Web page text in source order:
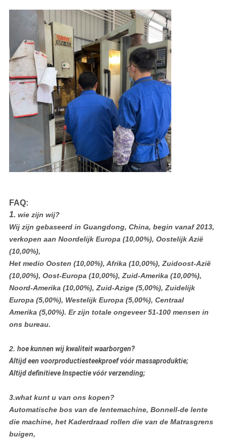
FAQ:
1. wie zijn wij?
Wij zijn gebaseerd in Guangdong, China, begin vanaf 2013,
verkopen aan Noordelijk Europa (10,00%), Oostelijk Azië
(10,00%),
Het medio Oosten (10,00%), Afrika (10,00%), Zuidoost-Azië
(10,00%), Oost-Europa (10,00%), Zuid-Amerika (10,00%),
Noord-Amerika (10,00%), Zuid-Azige (5,00%), Zuidelijk
Europa (5,00%), Westelijk Europa (5,00%), Centraal
Amerika (5,00%). Er zijn totale ongeveer 51-100 mensen in
ons bureau.
2. hoe kunnen wij kwaliteit waarborgen?
Altijd een voorproductiesteekproef vóór massaproduktie;
Altijd definitieve Inspectie vóór verzending;
3.what kunt u van ons kopen?
Automatische bos van de lentemachine, Bonnell-de lente
die machine, het Kaderdraad rollen die van de Matrasgrens
buigen,